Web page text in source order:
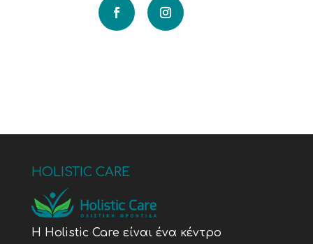
HOLISTIC CARE
Η Holistic Care είναι ένα κέντρο